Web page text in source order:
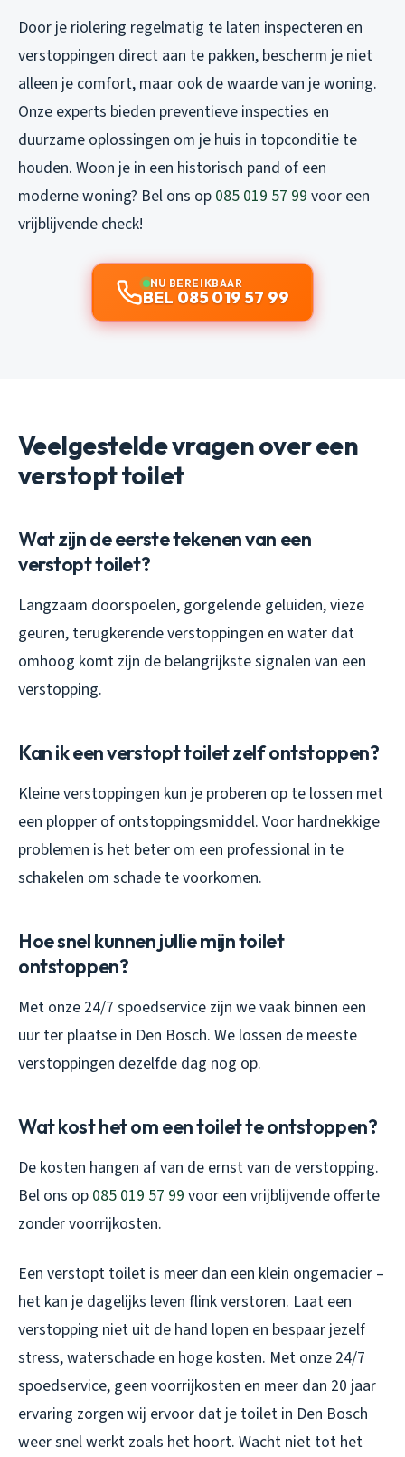
Door je riolering regelmatig te laten inspecteren en
verstoppingen direct aan te pakken, bescherm je niet
alleen je comfort, maar ook de waarde van je woning.
Onze experts bieden preventieve inspecties en
duurzame oplossingen om je huis in topconditie te
houden. Woon je in een historisch pand of een
moderne woning? Bel ons op 085 019 57 99 voor een
vrijblijvende check!
NU BEREIKBAAR
BEL 085 019 57 99
Veelgestelde vragen over een
verstopt toilet
Wat zijn de eerste tekenen van een
verstopt toilet?
Langzaam doorspoelen, gorgelende geluiden, vieze
geuren, terugkerende verstoppingen en water dat
omhoog komt zijn de belangrijkste signalen van een
verstopping.
Kan ik een verstopt toilet zelf ontstoppen?
Kleine verstoppingen kun je proberen op te lossen met
een plopper of ontstoppingsmiddel. Voor hardnekkige
problemen is het beter om een professional in te
schakelen om schade te voorkomen.
Hoe snel kunnen jullie mijn toilet
ontstoppen?
Met onze 24/7 spoedservice zijn we vaak binnen een
uur ter plaatse in Den Bosch. We lossen de meeste
verstoppingen dezelfde dag nog op.
Wat kost het om een toilet te ontstoppen?
De kosten hangen af van de ernst van de verstopping.
Bel ons op 085 019 57 99 voor een vrijblijvende offerte
zonder voorrijkosten.
Een verstopt toilet is meer dan een klein ongemacier –
het kan je dagelijks leven flink verstoren. Laat een
verstopping niet uit de hand lopen en bespaar jezelf
stress, waterschade en hoge kosten. Met onze 24/7
spoedservice, geen voorrijkosten en meer dan 20 jaar
ervaring zorgen wij ervoor dat je toilet in Den Bosch
weer snel werkt zoals het hoort. Wacht niet tot het